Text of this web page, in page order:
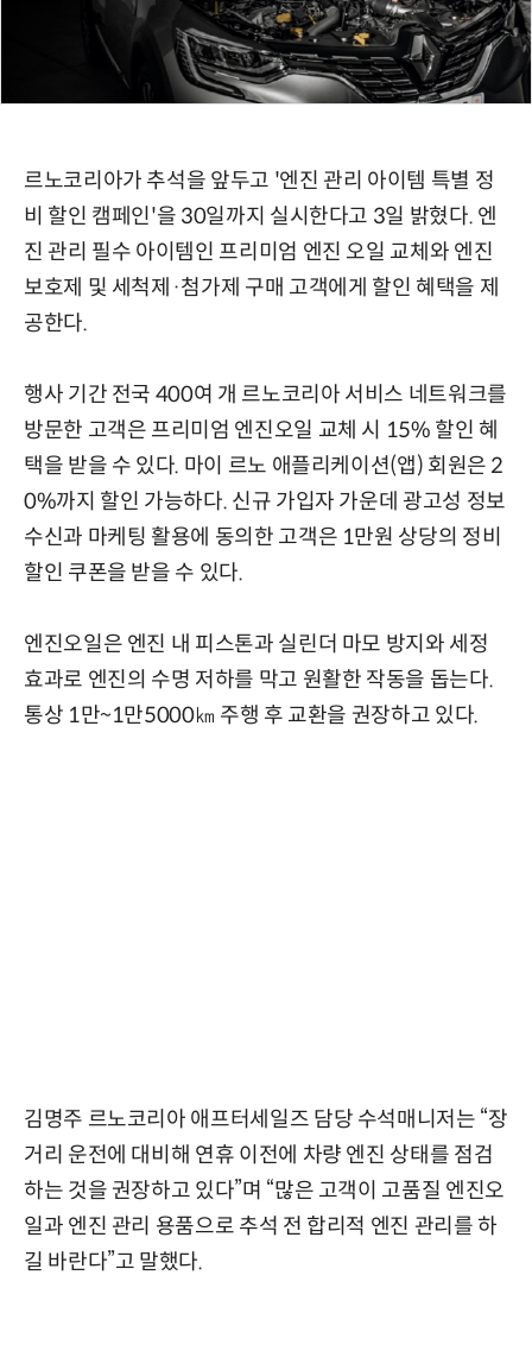
르노코리아가 추석을 앞두고 '엔진 관리 아이템 특별 정
비 할인 캠페인'을 30일까지 실시한다고 3일 밝혔다. 엔
진 관리 필수 아이템인 프리미엄 엔진 오일 교체와 엔진
보호제 및 세척제·첨가제 구매 고객에게 할인 혜택을 제
공한다.
행사 기간 전국 400여 개 르노코리아 서비스 네트워크를
방문한 고객은 프리미엄 엔진오일 교체 시 15% 할인 혜
택을 받을 수 있다. 마이 르노 애플리케이션(앱) 회원은 2
0%까지 할인 가능하다. 신규 가입자 가운데 광고성 정보
수신과 마케팅 활용에 동의한 고객은 1만원 상당의 정비
할인 쿠폰을 받을 수 있다.
엔진오일은 엔진 내 피스톤과 실린더 마모 방지와 세정
효과로 엔진의 수명 저하를 막고 원활한 작동을 돕는다.
통상 1만~1만5000㎞ 주행 후 교환을 권장하고 있다.
김명주 르노코리아 애프터세일즈 담당 수석매니저는 “장
거리 운전에 대비해 연휴 이전에 차량 엔진 상태를 점검
하는 것을 권장하고 있다”며 “많은 고객이 고품질 엔진오
일과 엔진 관리 용품으로 추석 전 합리적 엔진 관리를 하
길 바란다”고 말했다.